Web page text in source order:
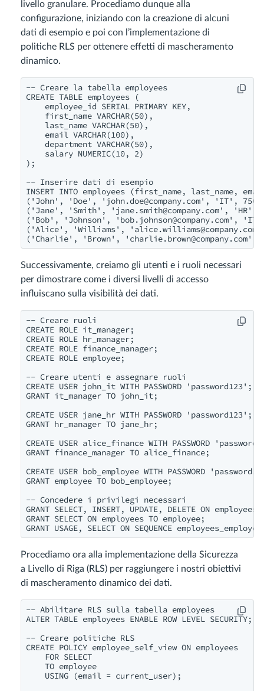
livello granulare. Procediamo dunque alla
configurazione, iniziando con la creazione di alcuni
dati di esempio e poi con l’implementazione di
politiche RLS per ottenere effetti di mascheramento
dinamico.
-- Creare la tabella employees
CREATE TABLE employees (
employee_id SERIAL PRIMARY KEY,
first_name VARCHAR(50),
last_name VARCHAR(50),
email VARCHAR(100),
department VARCHAR(50),
salary NUMERIC(10, 2)
);
-- Inserire dati di esempio
INSERT INTO employees (first_name, last_name,
('John', 'Doe', ' john.doe@company.com', 'IT',
('Jane', 'Smith', ' jane.smith@company.com', 'HR',
('Bob', 'Johnson', ' bob.johnson@company.com', 'IT',
('Alice', 'Williams', ' alice.williams@company.com
('Charlie', 'Brown', ' charlie.brown@company.com',
Successivamente, creiamo gli utenti e i ruoli necessari
per dimostrare come i diversi livelli di accesso
influiscano sulla visibilità dei dati.
-- Creare ruoli
CREATE ROLE it_manager;
CREATE ROLE hr_manager;
CREATE ROLE finance_manager;
CREATE ROLE employee;
-- Creare utenti e assegnare ruoli
CREATE USER john_it WITH PASSWORD 'password123';
GRANT it_manager TO john_it;
CREATE USER jane_hr WITH PASSWORD 'password123';
GRANT hr_manager TO jane_hr;
CREATE USER alice_finance WITH PASSWORD
GRANT finance_manager TO alice_finance;
CREATE USER bob_employee WITH PASSWORD
GRANT employee TO bob_employee;
-- Concedere i privilegi necessari
GRANT SELECT, INSERT, UPDATE, DELETE ON
GRANT SELECT ON employees TO employee;
GRANT USAGE, SELECT ON SEQUENCE
Procediamo ora alla implementazione della Sicurezza
a Livello di Riga (RLS) per raggiungere i nostri obiettivi
di mascheramento dinamico dei dati.
-- Abilitare RLS sulla tabella employees
ALTER TABLE employees ENABLE ROW LEVEL SECURITY;
-- Creare politiche RLS
CREATE POLICY employee_self_view ON employees
FOR SELECT
TO employee
USING (email = current_user);